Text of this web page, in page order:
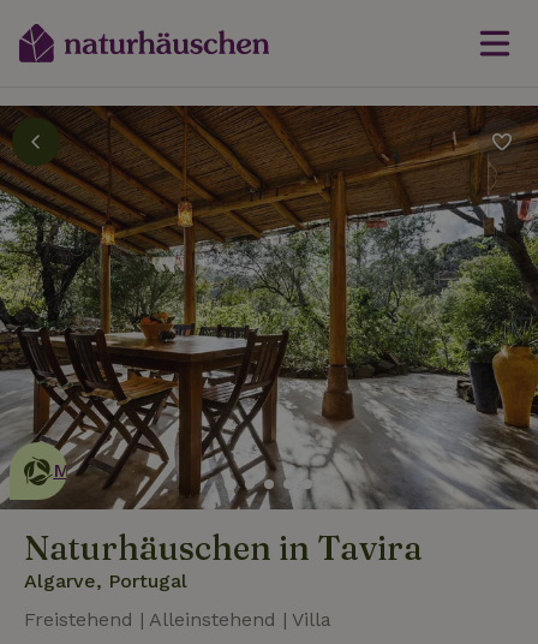
Dies ist ein
umweltschonendes
Naturhäuschen
Mehr erfahren
Naturhäuschen in Tavira
Algarve, Portugal
Freistehend | Alleinstehend | Villa